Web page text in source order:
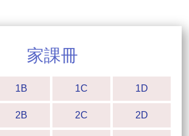
家課冊
1B 1C 1D
2B 2C 2D